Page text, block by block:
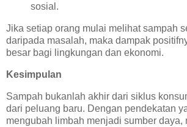
sosial.
Jika setiap orang mulai melihat sampah
daripada masalah, maka dampak
besar bagi lingkungan dan ekonomi.
Kesimpulan
Sampah bukanlah akhir dari siklus
dari peluang baru. Dengan pendekatan
mengubah limbah menjadi sumber daya,